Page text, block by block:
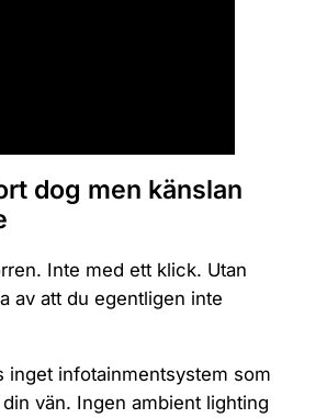
dog men känslan
Inte med ett klick. Utan
av att du egentligen inte
inget infotainmentsystem som
vän. Ingen ambient lighting